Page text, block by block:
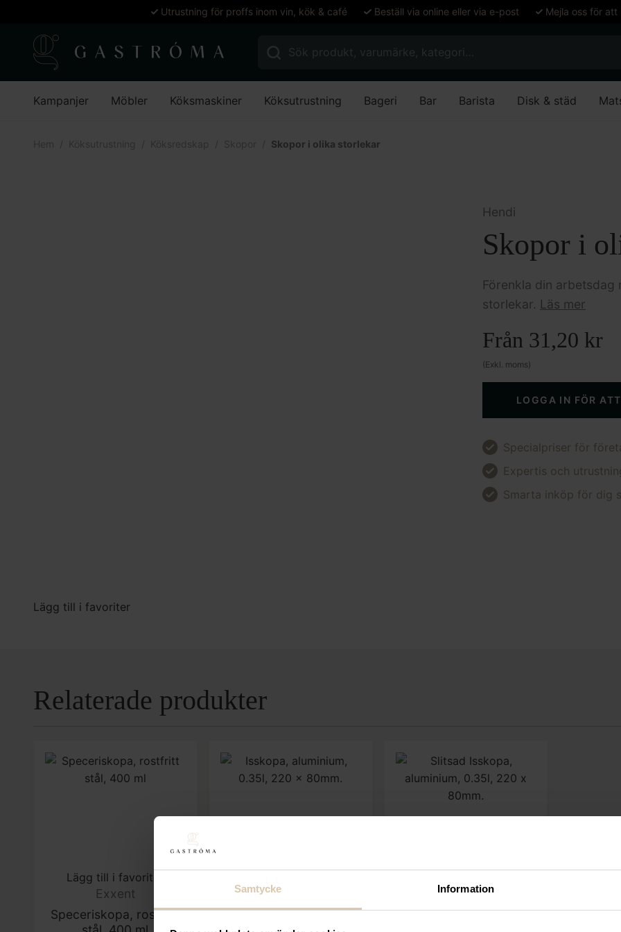
Samtycke Information
Utrustning för proffs inom vin, kök & café Beställ via online eller via e-post Mejla oss för
Sök efter:
Kampanjer Möbler Köksmaskiner Köksutrustning Bageri Bar Barista Disk & städ
Skopor i olika storlekar
Lägg till i favoriter
Hendi
Skopor i
Förenkla din
storlekar. Läs mer
Från 31,20 kr
(Exkl. moms)
LOGGA IN FÖR
Specialpriser för
Expertis och
Smarta inköp för dig
Relaterade produkter
Lägg till i favoriter
Exxent
Speceriskopa, rostfritt
Bar up
Isskopa, aluminium,
Bar up
Slitsad Isskopa,